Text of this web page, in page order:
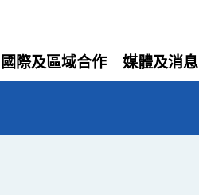
國際及區域合作
展
媒體及消息
展